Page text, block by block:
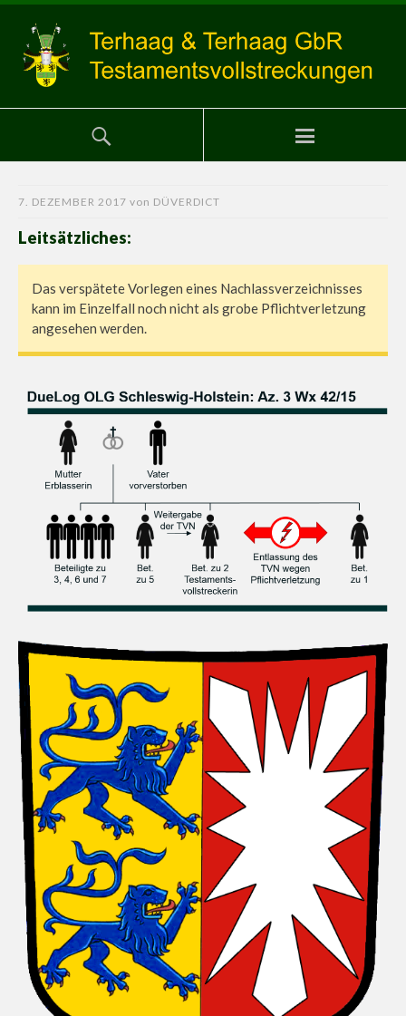
7. DEZEMBER 2017 von DÜVERDICT
Leitsätzliches:
Das verspätete Vorlegen eines Nachlassverzeichnisses
kann im Einzelfall noch nicht als grobe Pflichtverletzung
angesehen werden.